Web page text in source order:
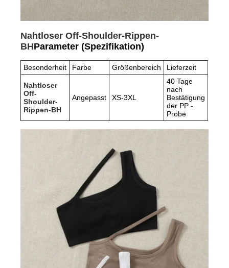
Nahtloser Off-Shoulder-Rippen-
BHParameter (Spezifikation)
Besonderheit Farbe Größenbereich Lieferzeit
Nahtloser
Off-
Shoulder-
Rippen-BH
Angepasst XS-3XL
40 Tage
nach
Bestätigung
der PP -
Probe